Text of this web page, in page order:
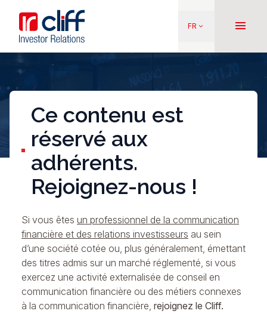
contenu
principal
Aller directement au contenu
FR keyboard_arrow_down menu
Ce contenu est
réservé aux
adhérents.
Rejoignez-nous !
Si vous êtes un professionnel de la communication
financière et des relations investisseurs au sein
d’une société cotée ou, plus généralement, émettant
des titres admis sur un marché réglementé, si vous
exercez une activité externalisée de conseil en
communication financière ou des métiers connexes
à la communication financière, rejoignez le Cliff.